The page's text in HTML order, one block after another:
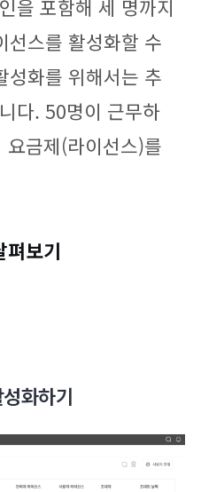
을 포함해 세 명까지
선스를 활성화할 수
성화를 위해서는 추
다. 50명이 근무하
금제(라이선스)를
펴보기
화하기